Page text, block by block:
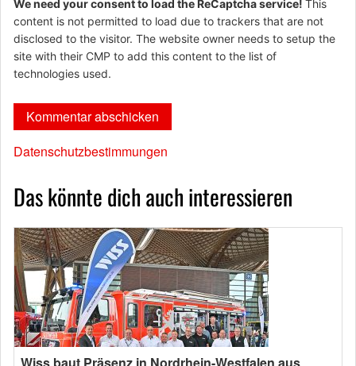
We need your consent to load the ReCaptcha service! This
content is not permitted to load due to trackers that are not
disclosed to the visitor. The website owner needs to setup the
site with their CMP to add this content to the list of
technologies used.
Datenschutzbestimmungen
Das könnte dich auch interessieren